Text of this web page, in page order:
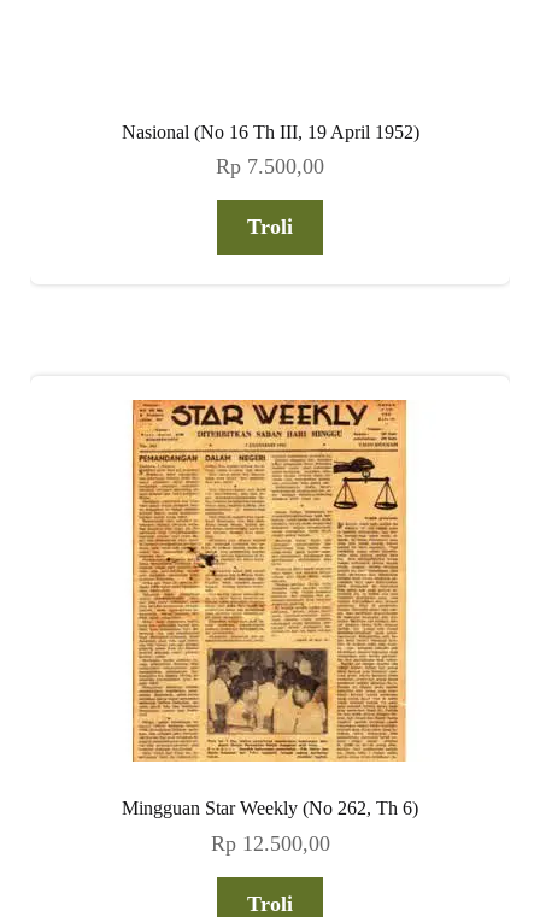
Nasional (No 16 Th III, 19 April 1952)
Rp 7.500,00
Troli
Mingguan Star Weekly (No 262, Th 6)
Rp12.500,00
Troli